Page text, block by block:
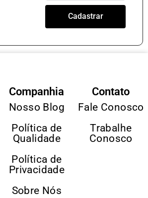
Cadastrar
Companhia
Nosso Blog
Política de
Qualidade
Política de
Privacidade
Sobre Nós
Contato
Fale Conosco
Trabalhe
Conosco